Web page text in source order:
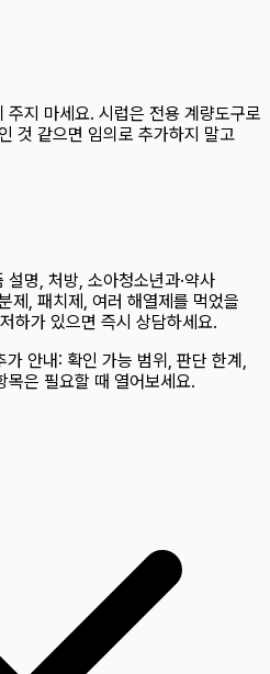
지 마세요. 시럽은 전용 계량도구로
것 같으면 임의로 추가하지 말고
명, 처방, 소아청소년과·약사
제, 패치제, 여러 해열제를 먹었을
하가 있으면 즉시 상담하세요.
가 안내: 확인 가능 범위, 판단 한계,
목은 필요할 때 열어보세요.